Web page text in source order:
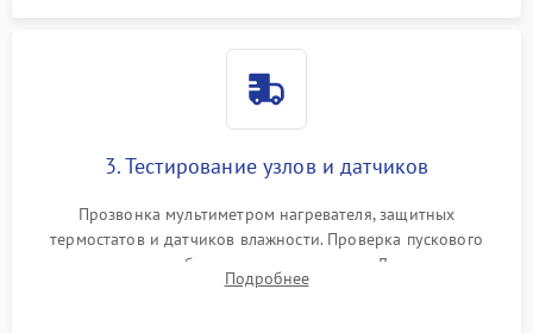
3. Тестирование узлов и датчиков
Прозвонка мультиметром нагревателя, защитных
термостатов и датчиков влажности. Проверка пускового
конденсатора, обмоток мотора и помпы. Для машин с
тепловым насосом — диагностика работы компрессора и
Подробнее